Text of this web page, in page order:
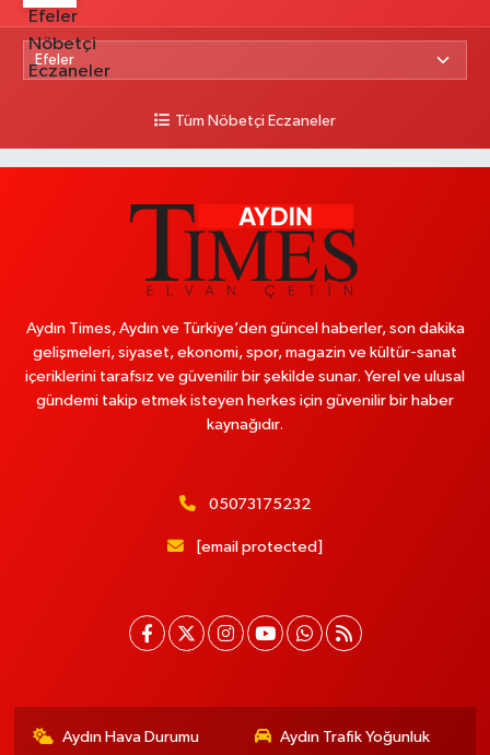
Tüm Nöbetçi Eczaneler
Aydın Times, Aydın ve Türkiye’den güncel haberler, son dakika
gelişmeleri, siyaset, ekonomi, spor, magazin ve kültür-sanat
içeriklerini tarafsız ve güvenilir bir şekilde sunar. Yerel ve ulusal
gündemi takip etmek isteyen herkes için güvenilir bir haber
kaynağıdır.
05073175232
[email protected]
Aydın Hava Durumu
Aydın Trafik Yoğunluk